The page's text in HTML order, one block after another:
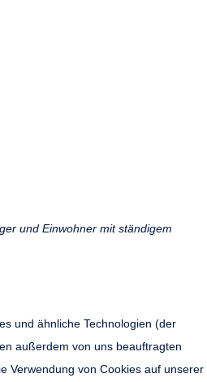
und Einwohner mit ständigem
und ähnliche Technologien (der
außerdem von uns beauftragten
Verwendung von Cookies auf unserer